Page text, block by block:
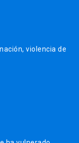
violencia de